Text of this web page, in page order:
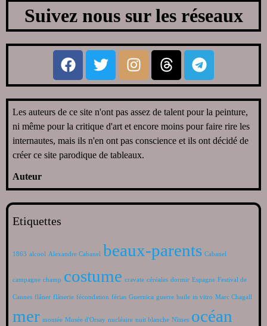
Suivez nous sur les réseaux
Les auteurs de ce site n'ont pas assez de talent pour la peinture,
ni même pour la critique d'art et encore moins pour faire rire les
internautes, mais ils n'en ont pas conscience et ils ont décidé de
créer ce site parodique de tableaux.
Auteur
Etiquettes
1863 alcool Alexandre Cabanel beaux-parents Cabanel
campagne champ costume cravate céréales dormir Espagne Festival de
Cannes flâner flânerie fécondation férias Guernica guerre huile in vitro Marc Chagall
mer montée Musée d'Orsay nucléaire nuit blanche Nîmes océan